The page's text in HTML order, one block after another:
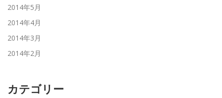
2014年5月
2014年4月
2014年3月
2014年2月
カテゴリー